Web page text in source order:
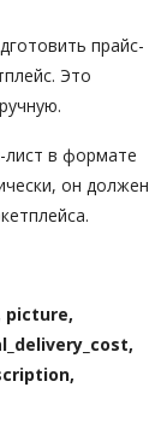
прайс-
Это
лист в формате
он должен
picture,